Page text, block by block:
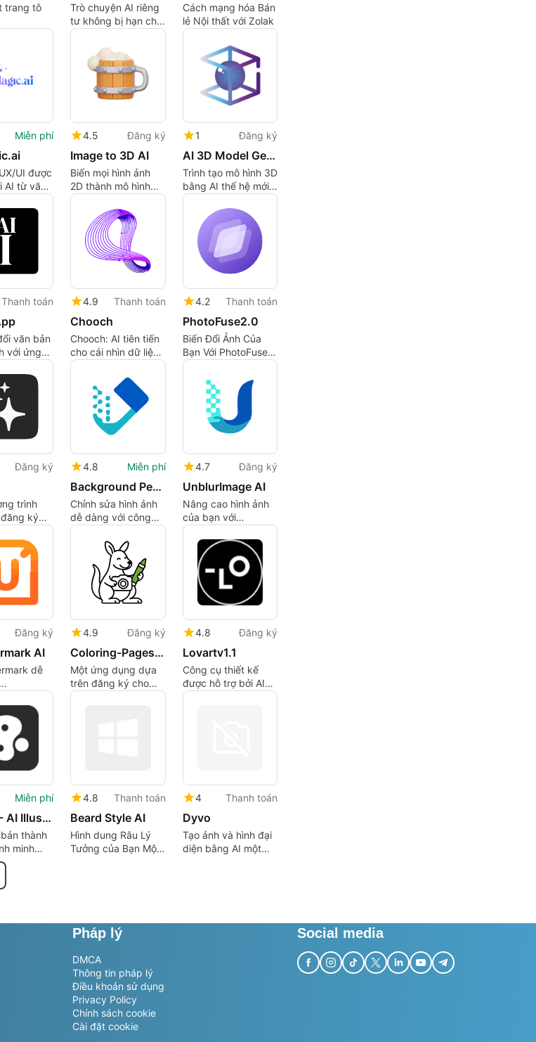
trang tô
Trò chuyện AI riêng
tư không bị hạn chế,
tạo hình ảnh và truy
cập API tương thích
với OpenAI với các
mô hình không bị lọc
và không lưu trữ dữ
liệu sử dụng của
Cách mạng hóa Bán
lẻ Nội thất với Zolak
Miễn phí
UI được
AI từ văn
hình
sản xuất
4.5 Đăng ký
Image to 3D AI
Biến mọi hình ảnh
2D thành mô hình
3D bằng AI—không
cần kỹ năng.
1 Đăng ký
AI 3D Model Generator
Trình tạo mô hình 3D
bằng AI thế hệ mới -
Tạo mô hình 3D
tuyệt đẹp chỉ trong
vài giây
Thanh toán
văn bản
với ứng
4.9 Thanh toán
Chooch
Chooch: AI tiên tiến
cho cái nhìn dữ liệu
hình ảnh
4.2 Thanh toán
PhotoFuse2.0
Biến Đổi Ảnh Của
Bạn Với PhotoFuse
2.0
Đăng ký
trình
ký
dụng
4.8 Miễn phí
Background People Remover by Magic Eraser
Chỉnh sửa hình ảnh
dễ dàng với công
nghệ AI
4.7 Đăng ký
UnblurImage AI
Nâng cao hình ảnh
của bạn với
UnblurImage AI
Đăng ký
AI
dễ
AI
4.9 Đăng ký
Coloring-Pages.app
Một ứng dụng dựa
trên đăng ký cho
các ứng dụng Web,
4.8 Đăng ký
Lovartv1.1
Công cụ thiết kế
được hỗ trợ bởi AI
cho các nhà sáng
Miễn phí
Illustro - AI Illustration Generator
thành
minh
4.8 Thanh toán
Beard Style AI
Hình dung Râu Lý
Tưởng của Bạn Một
4 Thanh toán
Dyvo
Tạo ảnh và hình đại
diện bằng AI một
Pháp lý
DMCA
Thông tin pháp lý
Điều khoản sử dụng
Privacy Policy
Chính sách cookie
Cài đặt cookie
Social media